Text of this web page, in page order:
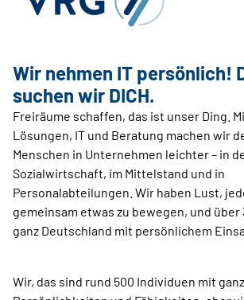
Wir nehmen IT persönlich!
suchen wir DICH.
Freiräume schaffen, das ist unser Ding.
Lösungen, IT und Beratung machen wir
Menschen in Unternehmen leichter – in
Sozialwirtschaft, im Mittelstand und in
Personalabteilungen. Wir haben Lust,
gemeinsam etwas zu bewegen, und über
ganz Deutschland mit persönlichem
Wir, das sind rund 500 Individuen mit